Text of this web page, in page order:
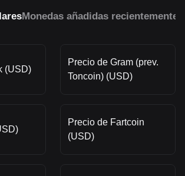
Monedas añadidas recientemente
(USD)
Precio de Gram (prev.
Toncoin) (USD)
Precio de Fartcoin
(USD)